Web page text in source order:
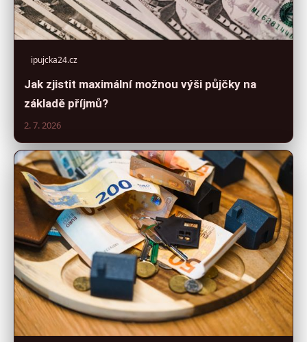
ipujcka24.cz
Jak zjistit maximální možnou výši půjčky na
základě příjmů?
2. 7. 2026